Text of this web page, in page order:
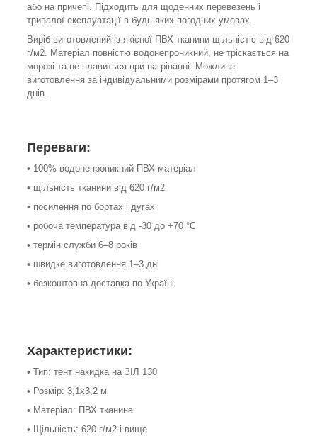
або на причепі. Підходить для щоденних перевезень і
тривалої експлуатації в будь-яких погодних умовах.
Виріб виготовлений із якісної ПВХ тканини щільністю від 620
г/м2. Матеріал повністю водонепроникний, не тріскається на
морозі та не плавиться при нагріванні. Можливе
виготовлення за індивідуальними розмірами протягом 1–3
днів.
Переваги:
• 100% водонепроникний ПВХ матеріал
• щільність тканини від 620 г/м2
• посилення по бортах і дугах
• робоча температура від -30 до +70 °С
• термін служби 6–8 років
• швидке виготовлення 1–3 дні
• безкоштовна доставка по Україні
Характеристики:
• Тип: тент накидка на ЗІЛ 130
• Розмір: 3,1х3,2 м
• Матеріал: ПВХ тканина
• Щільність: 620 г/м2 і вище